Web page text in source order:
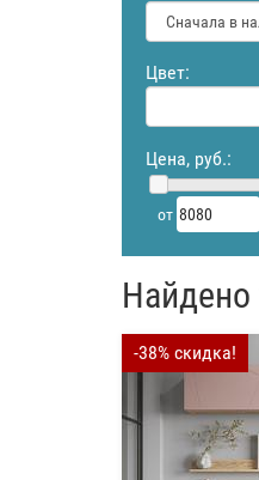
Цвет:
Цена, руб.:
от
Найдено
-38% скидка!